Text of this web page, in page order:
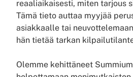
reaaliaikaisesti, miten tarjous
Tämä tieto auttaa myyjää
asiakkaalle tai
hän tietää tarkan
Olemme kehittäneet